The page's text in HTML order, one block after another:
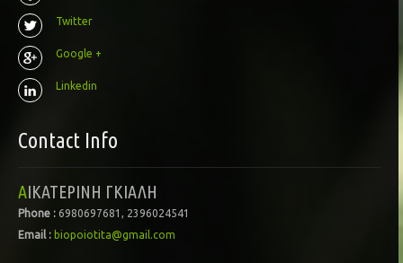
Twitter
Google +
Linkedin
Contact Info
ΑΙΚΑΤΕΡΙΝΗ ΓΚΙΑΛΗ
Phone : 6980697681, 2396024541
Email : biopoiotita@gmail.com